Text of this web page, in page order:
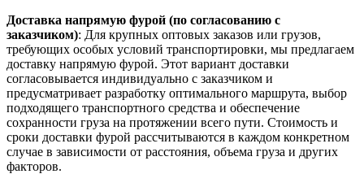
Доставка напрямую фурой (по согласованию с
заказчиком): Для крупных оптовых заказов или грузов,
требующих особых условий транспортировки, мы предлагаем
доставку напрямую фурой. Этот вариант доставки
согласовывается индивидуально с заказчиком и
предусматривает разработку оптимального маршрута, выбор
подходящего транспортного средства и обеспечение
сохранности груза на протяжении всего пути. Стоимость и
сроки доставки фурой рассчитываются в каждом конкретном
случае в зависимости от расстояния, объема груза и других
факторов.